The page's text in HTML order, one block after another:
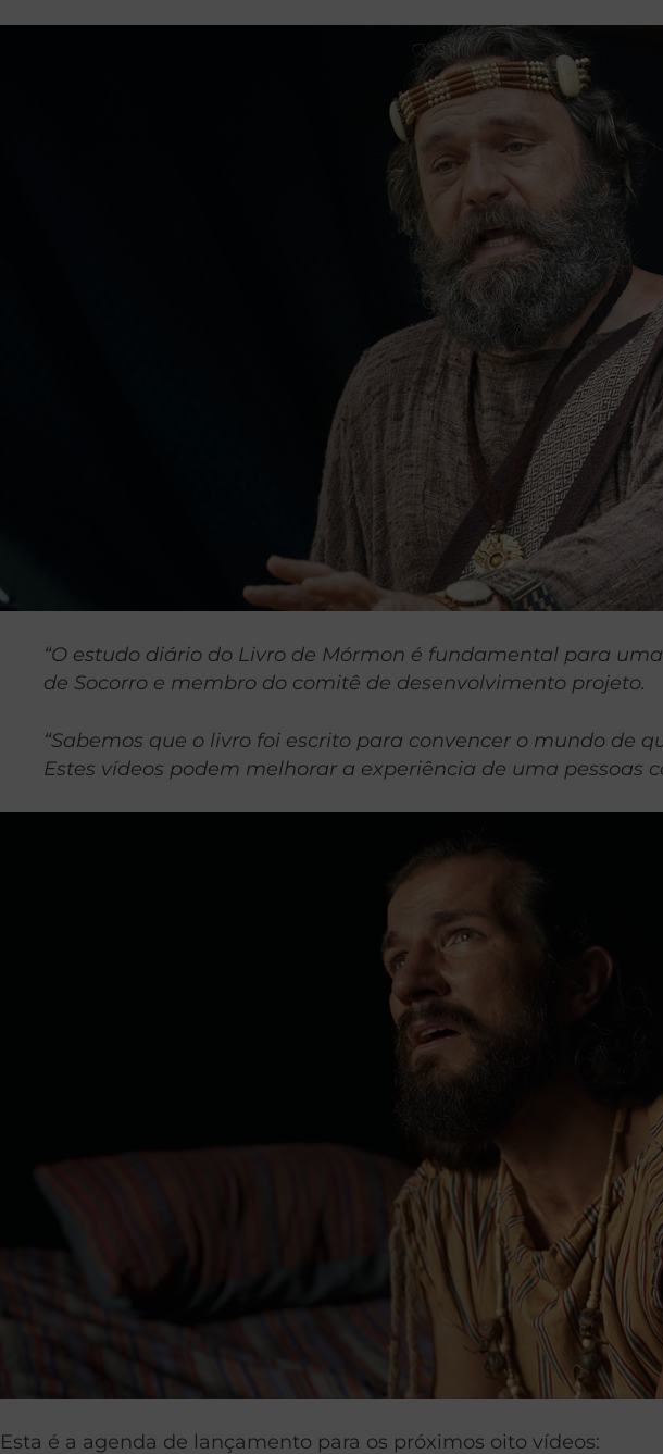
“O estudo diário do Livro de Mórmon é fundamental para
de Socorro e membro do comitê de desenvolvimento projeto.
“Sabemos que o livro foi escrito para convencer o mundo de
Estes vídeos podem melhorar a experiência de uma pessoas
Esta é a agenda de lançamento para os próximos oito vídeos: